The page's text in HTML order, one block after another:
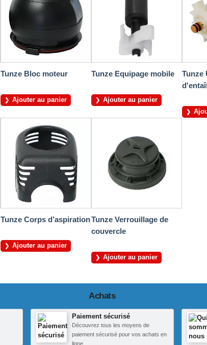
Tunze Bloc moteur
Ajouter au panier
Tunze Equipage mobile
Ajouter au panier
Tunze
Tunze Corps d’aspiration
Ajouter au panier
Tunze Verrouillage de
couvercle
Ajouter au panier
Achats
Paiement sécurisé
Découvrez tous les moyens de
paiement sécurisé pour vos achats en
ligne.